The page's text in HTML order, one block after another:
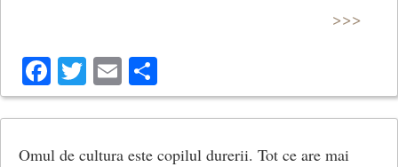
>>>
Facebook
Twitter
Email
Omul de cultura este copilul durerii. Tot ce are mai